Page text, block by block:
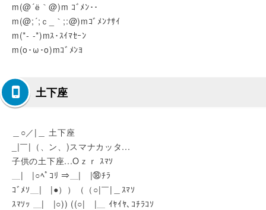
m(@´ё｀@)m ｺﾞﾒﾝ･･
m(@;´;ｃ_｀;:@)mｺﾞﾒﾝﾅｻｲ
m(*- -*)mｽ･ｽｲﾏｾｰﾝ
m(o･ω･o)mｺﾞﾒﾝﾖ
土下座
＿○／|＿ 土下座
_|￣|（、ン、)スマナカッタ...
子供の土下座...Oｚｒ ｽﾏｿ
＿|￣|○ﾍﾟｺﾘ ⇒＿|￣|⑱ﾁﾗ
ｺﾞﾒｿ＿|￣|●））（（○|￣|＿ｽﾏｿ
ｽﾏｿｯ ＿|￣|○)) ((○|￣|＿ ｲﾔｲﾔ､ｺﾁﾗｺｿ